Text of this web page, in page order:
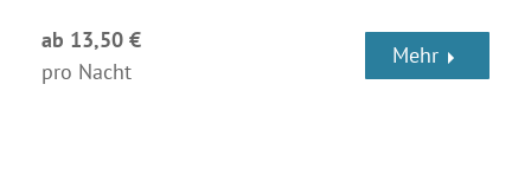
ab 13,50 €
pro Nacht
Mehr